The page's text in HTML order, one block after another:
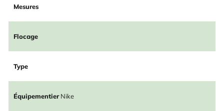
Mesures
Flocage
Type
Équipementier Nike